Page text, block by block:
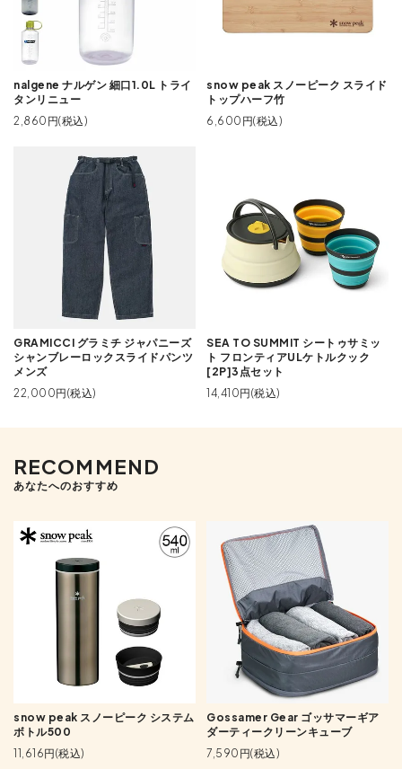
nalgene ナルゲン 細口1.0L トライ
タンリニュー
2,860円(税込)
snow peak スノーピーク スライド
トップハーフ竹
6,600円(税込)
GRAMICCI グラミチ ジャパニーズ
シャンブレーロックスライドパンツ
メンズ
22,000円(税込)
SEA TO SUMMIT シートゥサミッ
ト フロンティアULケトルクック
[2P]3点セット
14,410円(税込)
RECOMMEND
あなたへのおすすめ
snow peak スノーピーク システム
ボトル500
11,616円(税込)
Gossamer Gear ゴッサマーギア
ダーティークリーンキューブ
7,590円(税込)